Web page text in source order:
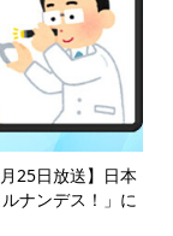
25日放送】日本
ナンデス！」に